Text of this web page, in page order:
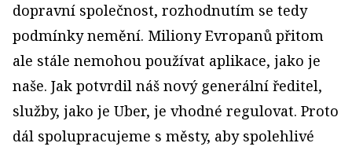
dopravní společnost, rozhodnutím se tedy
podmínky nemění. Miliony Evropanů přitom
ale stále nemohou používat aplikace, jako je
naše. Jak potvrdil náš nový generální ředitel,
služby, jako je Uber, je vhodné regulovat. Proto
dál spolupracujeme s městy, aby spolehlivé